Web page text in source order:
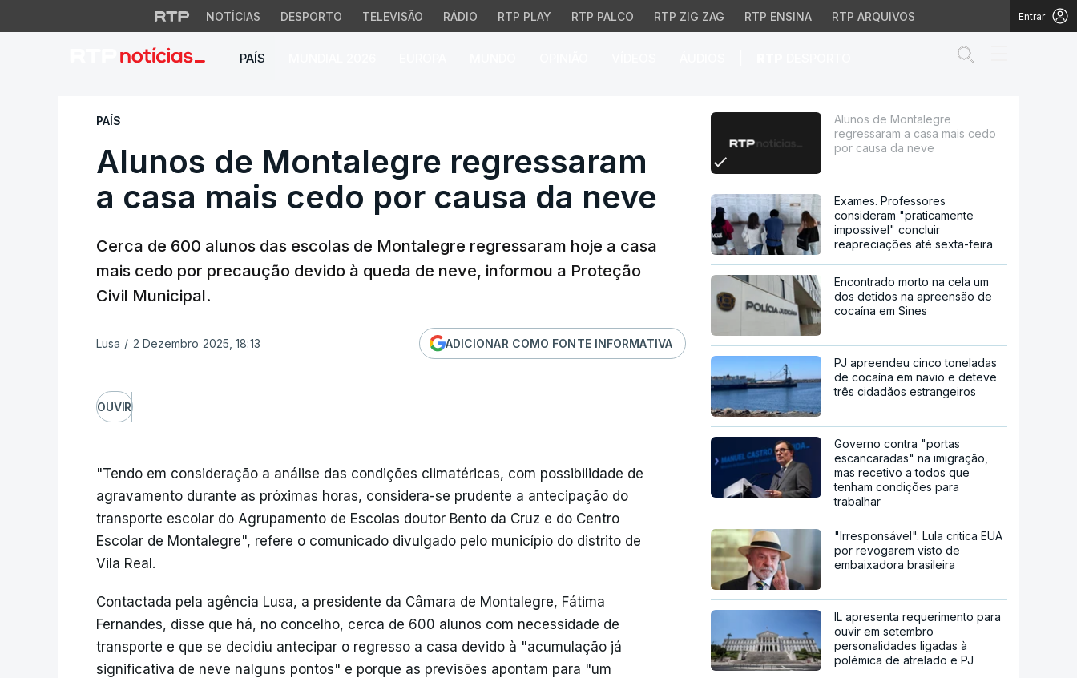
NOTÍCIAS DESPORTO TELEVISÃO RÁDIO RTP PLAY RTP PALCO RTP ZIG ZAG RTP ENSINA RTP ARQUIVOS Entrar
PAÍS
Alunos de Montalegre regressaram a casa mais cedo por causa
PAÍS
Alunos de Montalegre regressaram
a casa mais cedo por causa da neve
Cerca de 600 alunos das escolas de Montalegre regressaram hoje a casa
mais cedo por precaução devido à queda de neve, informou a Proteção
Civil Municipal.
Lusa / 2 Dezembro 2025, 18:13 ADICIONAR COMO FONTE INFORMATIVA
OUVIR
"Tendo em consideração a análise das condições climatéricas, com possibilidade de
agravamento durante as próximas horas, considera-se prudente a antecipação do
transporte escolar do Agrupamento de Escolas doutor Bento da Cruz e do Centro
Escolar de Montalegre", refere o comunicado divulgado pelo município do distrito de
Vila Real.
Contactada pela agência Lusa, a presidente da Câmara de Montalegre, Fátima
Fernandes, disse que há, no concelho, cerca de 600 alunos com necessidade de
transporte e que se decidiu antecipar o regresso a casa devido à "acumulação já
significativa de neve nalguns pontos" e porque as previsões apontam para "um
Alunos de Montalegre
regressaram a casa mais cedo
por causa da neve
Exames. Professores
consideram "praticamente
impossível" concluir
reapreciações até sexta-feira
Encontrado morto na cela um
dos detidos na apreensão de
cocaína em Sines
PJ apreendeu cinco toneladas
de cocaína em navio e deteve
três cidadãos estrangeiros
Governo contra "portas
escancaradas" na imigração,
mas recetivo a todos que
tenham condições para
trabalhar
"Irresponsável". Lula critica EUA
por revogarem visto de
embaixadora brasileira
IL apresenta requerimento para
ouvir em setembro
personalidades ligadas à
polémica de atrelado e PJ